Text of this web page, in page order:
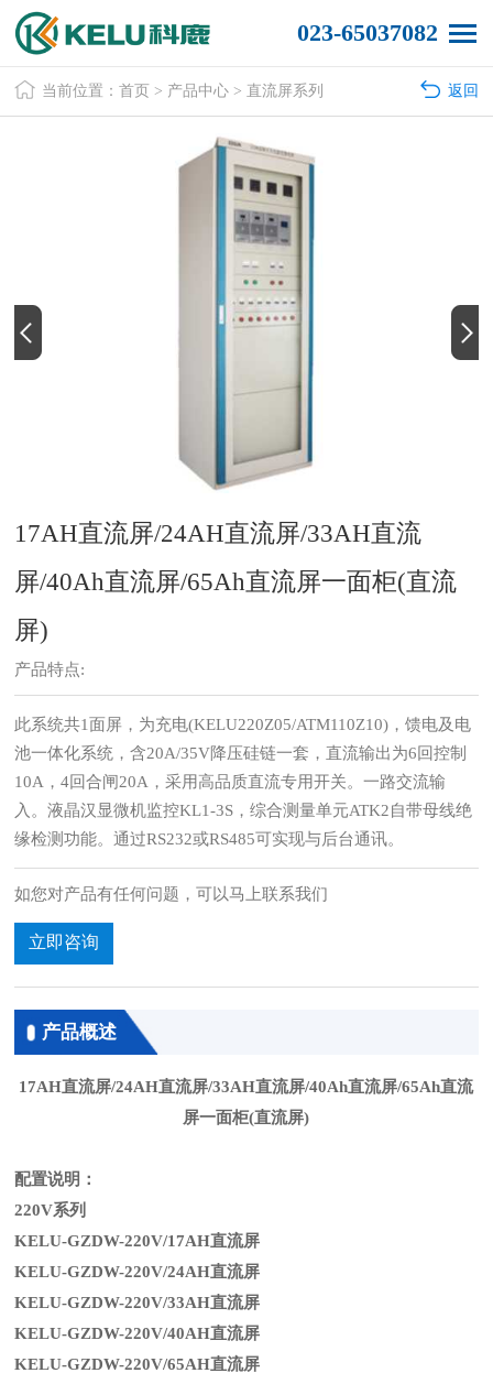
023-65037082
返回
当前位置：首页 > 产品中心 > 直流屏系列
17AH直流屏/24AH直流屏/33AH直流
屏/40Ah直流屏/65Ah直流屏一面柜(直流
屏)
产品特点:
此系统共1面屏，为充电(KELU220Z05/ATM110Z10)，馈电及电
池一体化系统，含20A/35V降压硅链一套，直流输出为6回控制
10A，4回合闸20A，采用高品质直流专用开关。一路交流输
入。液晶汉显微机监控KL1-3S，综合测量单元ATK2自带母线绝
缘检测功能。通过RS232或RS485可实现与后台通讯。
如您对产品有任何问题，可以马上联系我们
立即咨询
产品概述
17AH直流屏/24AH直流屏/33AH直流屏/40Ah直流屏/65Ah直流
屏一面柜(直流屏)
配置说明：
220V系列
KELU-GZDW-220V/17AH直流屏
KELU-GZDW-220V/24AH直流屏
KELU-GZDW-220V/33AH直流屏
KELU-GZDW-220V/40AH直流屏
KELU-GZDW-220V/65AH直流屏